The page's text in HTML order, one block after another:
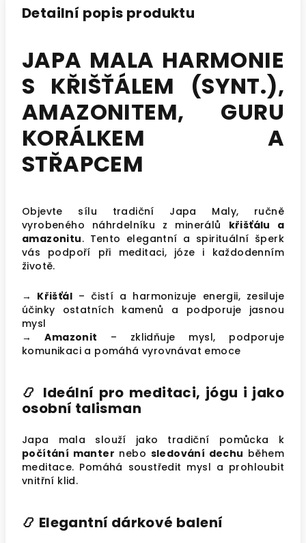
Detailní popis produktu
JAPA MALA HARMONIE
S KŘIŠŤÁLEM (SYNT.),
AMAZONITEM, GURU
KORÁLKEM A
STŘAPCEM
Objevte sílu tradiční Japa Maly, ručně
vyrobeného náhrdelníku z minerálů křišťálu a
amazonitu. Tento elegantní a spirituální šperk
vás podpoří při meditaci, józe i každodenním
životě.
→ Křišťál – čistí a harmonizuje energii, zesiluje
účinky ostatních kamenů a podporuje jasnou
mysl
→ Amazonit
– zklidňuje mysl, podporuje
komunikaci a pomáhá vyrovnávat emoce
📿 Ideální pro meditaci, jógu i jako
osobní talisman
Japa mala slouží jako tradiční pomůcka k
počítání manter nebo sledování dechu během
meditace. Pomáhá soustředit mysl a prohloubit
vnitřní klid.
📿 Elegantní dárkové balení